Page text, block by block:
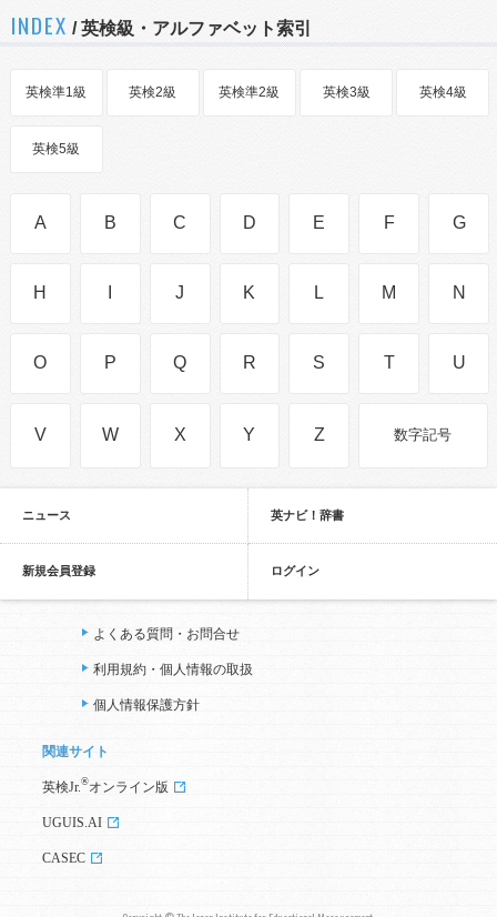
INDEX / 英検級・アルファベット索引
英検準1級 英検2級 英検準2級 英検3級 英検4級
英検5級
A B C D E F G
H J K L M N
O P Q R S T U
V W X Y Z 数字記号
ニュース 英ナビ！辞書
新規会員登録 ログイン
よくある質問・お問合せ
利用規約・個人情報の取扱
個人情報保護方針
関連サイト
英検Jr. ®オンライン版
UGUIS.AI
CASEC